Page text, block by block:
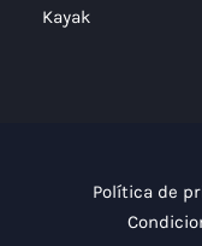
Kayak
Política de